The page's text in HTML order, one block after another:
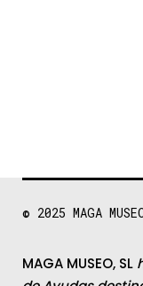
© 2025 MAGA
MAGA MUSEO, SL